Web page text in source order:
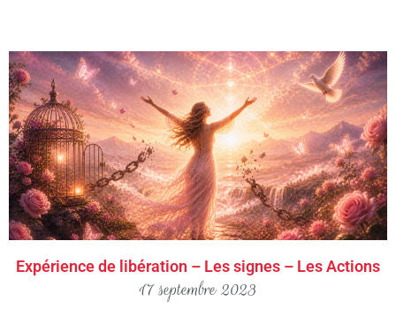
Expérience de libération – Les signes – Les Actions
17 septembre 2023